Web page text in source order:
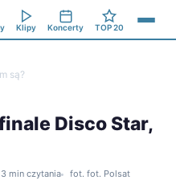
Klipy Koncerty TOP 20
są?
Disco Star,
3 min czytania fot. fot. Polsat